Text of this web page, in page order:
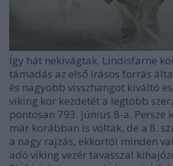
Így hát nekivágtak. Lindisfarne
támadás az első írásos forrás
és nagyobb visszhangot kiváltó
viking kor kezdetét a legtöbb
pontosan 793. június 8-a. Persze
már korábban is voltak, de a 8.
a nagy rajzás, ekkortól minden
adó viking vezér tavasszal